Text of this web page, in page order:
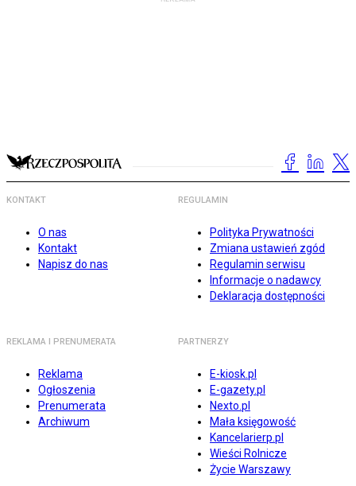
KONTAKT
O nas
Kontakt
Napisz do nas
REGULAMIN
Polityka Prywatności
Zmiana ustawień zgód
Regulamin serwisu
Informacje o nadawcy
Deklaracja dostępności
REKLAMA I PRENUMERATA
Reklama
Ogłoszenia
Prenumerata
Archiwum
PARTNERZY
E-kiosk.pl
E-gazety.pl
Nexto.pl
Mała księgowość
Kancelarierp.pl
Wieści Rolnicze
Życie Warszawy